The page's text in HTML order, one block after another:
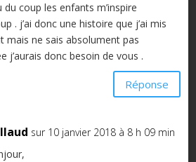
du coup les enfants m’inspire
. j’ai donc une histoire que j’ai mis
mais ne sais absolument pas
j’aurais donc besoin de vous .
Réponse
sur 10 janvier 2018 à 8 h 09 min